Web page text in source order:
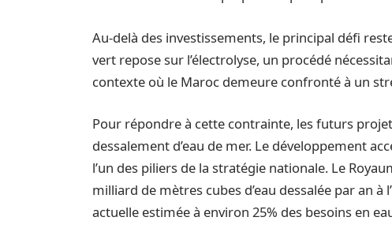
Au-delà des investissements, le principal défi
vert repose sur l’électrolyse, un procédé
contexte où le Maroc demeure confronté à un
Pour répondre à cette contrainte, les futurs
dessalement d’eau de mer. Le développement
l’un des piliers de la stratégie nationale. Le
milliard de mètres cubes d’eau dessalée par an
actuelle estimée à environ 25% des besoins en